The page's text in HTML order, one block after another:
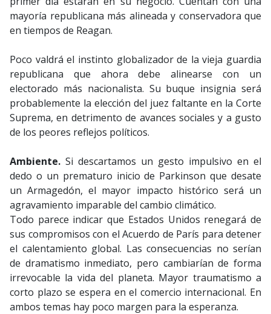
mayoría republicana más alineada y conservadora que
en tiempos de Reagan.
Poco valdrá el instinto globalizador de la vieja guardia
republicana que ahora debe alinearse con un
electorado más nacionalista. Su buque insignia será
probablemente la elección del juez faltante en la Corte
Suprema, en detrimento de avances sociales y a gusto
de los peores reflejos políticos.
Ambiente. Si descartamos un gesto impulsivo en el
dedo o un prematuro inicio de Parkinson que desate
un Armagedón, el mayor impacto histórico será un
agravamiento imparable del cambio climático.
Todo parece indicar que Estados Unidos renegará de
sus compromisos con el Acuerdo de París para detener
el calentamiento global. Las consecuencias no serían
de dramatismo inmediato, pero cambiarían de forma
irrevocable la vida del planeta. Mayor traumatismo a
corto plazo se espera en el comercio internacional. En
ambos temas hay poco margen para la esperanza.